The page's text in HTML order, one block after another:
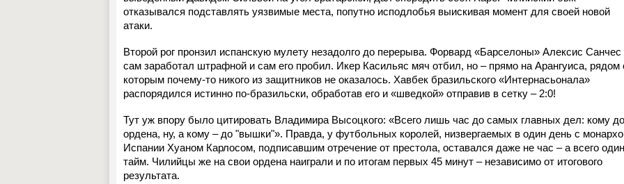
отказывался подставлять уязвимые места, попутно исподлобья выискивая момент для своей новой
атаки.
Второй рог пронзил испанскую мулету незадолго до перерыва. Форвард «Барселоны» Алексис Санчес
сам заработал штрафной и сам его пробил. Икер Касильяс мяч отбил, но – прямо на Арангуиса, рядом
которым почему-то никого из защитников не оказалось. Хавбек бразильского «Интернасьонала»
распорядился истинно по-бразильски, обработав его и «шведкой» отправив в сетку – 2:0!
Тут уж впору было цитировать Владимира Высоцкого: «Всего лишь час до самых главных дел: кому до
ордена, ну, а кому – до "вышки"». Правда, у футбольных королей, низвергаемых в один день с
Испании Хуаном Карлосом, подписавшим отречение от престола, оставался даже не час – а всего один
тайм. Чилийцы же на свои ордена наиграли и по итогам первых 45 минут – независимо от итогового
результата.